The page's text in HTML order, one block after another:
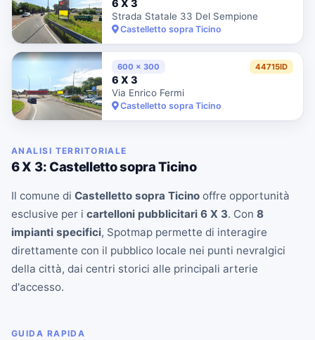
6 X 3
Strada Statale 33 Del Sempione
Castelletto sopra Ticino
600 x 300 44715ID
6 X 3
Via Enrico Fermi
Castelletto sopra Ticino
ANALISI TERRITORIALE
6 X 3: Castelletto sopra Ticino
Il comune di Castelletto sopra Ticino offre opportunità
esclusive per i cartelloni pubblicitari 6 X 3. Con 8
impianti specifici, Spotmap permette di interagire
direttamente con il pubblico locale nei punti nevralgici
della città, dai centri storici alle principali arterie
d'accesso.
GUIDA RAPIDA